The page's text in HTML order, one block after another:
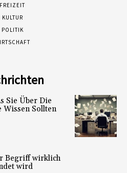
FREIZEIT
KULTUR
POLITIK
Sie Über Die
Sollten
Begriff wirklich
wird